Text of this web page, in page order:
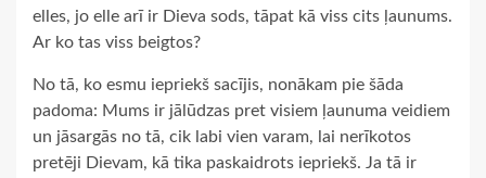
elles, jo elle arī ir Dieva sods, tāpat kā viss cits ļaunums.
Ar ko tas viss beigtos?
No tā, ko esmu iepriekš sacījis, nonākam pie šāda
padoma: Mums ir jālūdzas pret visiem ļaunuma veidiem
un jāsargās no tā, cik labi vien varam, lai nerīkotos
pretēji Dievam, kā tika paskaidrots iepriekš. Ja tā ir